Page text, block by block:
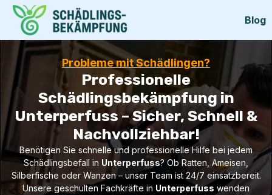
Blog
Probleme mit Schädlingen?
Professionelle
Schädlingsbekämpfung in
Unterperfuss – Sicher, Schnell &
Nachvollziehbar!
Benötigen Sie schnelle und professionelle Hilfe bei jedem
Schädlingsbefall in Unterperfuss? Ob Ratten, Ameisen,
Silberfische oder Wanzen – unser Team ist 24/7 einsatzbereit.
Unsere geschulten Fachkräfte in Unterperfuss wenden